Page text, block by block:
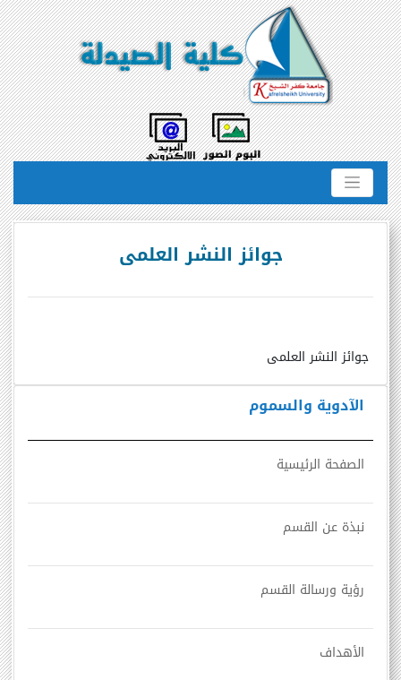
الآدوية والسموم
الصفحة الرئيسية
نبذة عن القسم
رؤية ورسالة القسم
الأهداف
جوائز النشر العلمى
جوائز النشر العلمى